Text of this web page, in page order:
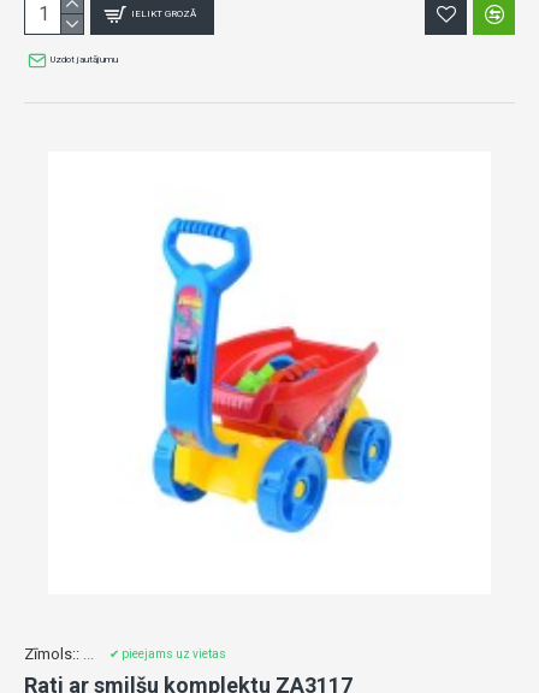
IELIKT GROZĀ
Uzdot jautājumu
Zīmols:: ... ✔ pieejams uz vietas
Rati ar smilšu komplektu ZA3117